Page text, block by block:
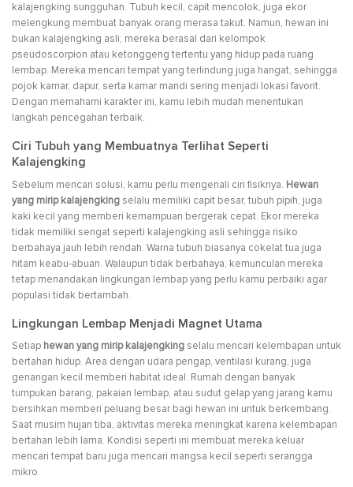
kalajengking sungguhan. Tubuh kecil, capit mencolok, juga ekor
melengkung membuat banyak orang merasa takut. Namun, hewan ini
bukan kalajengking asli; mereka berasal dari kelompok
pseudoscorpion atau ketonggeng tertentu yang hidup pada ruang
lembap. Mereka mencari tempat yang terlindung juga hangat, sehingga
pojok kamar, dapur, serta kamar mandi sering menjadi lokasi favorit.
Dengan memahami karakter ini, kamu lebih mudah menentukan
langkah pencegahan terbaik.
Ciri Tubuh yang Membuatnya Terlihat Seperti
Kalajengking
Sebelum mencari solusi, kamu perlu mengenali ciri fisiknya. Hewan
yang mirip kalajengking selalu memiliki capit besar, tubuh pipih, juga
kaki kecil yang memberi kemampuan bergerak cepat. Ekor mereka
tidak memiliki sengat seperti kalajengking asli sehingga risiko
berbahaya jauh lebih rendah. Warna tubuh biasanya cokelat tua juga
hitam keabu-abuan. Walaupun tidak berbahaya, kemunculan mereka
tetap menandakan lingkungan lembap yang perlu kamu perbaiki agar
populasi tidak bertambah.
Lingkungan Lembap Menjadi Magnet Utama
Setiap hewan yang mirip kalajengking selalu mencari kelembapan untuk
bertahan hidup. Area dengan udara pengap, ventilasi kurang, juga
genangan kecil memberi habitat ideal. Rumah dengan banyak
tumpukan barang, pakaian lembap, atau sudut gelap yang jarang kamu
bersihkan memberi peluang besar bagi hewan ini untuk berkembang.
Saat musim hujan tiba, aktivitas mereka meningkat karena kelembapan
bertahan lebih lama. Kondisi seperti ini membuat mereka keluar
mencari tempat baru juga mencari mangsa kecil seperti serangga
mikro.